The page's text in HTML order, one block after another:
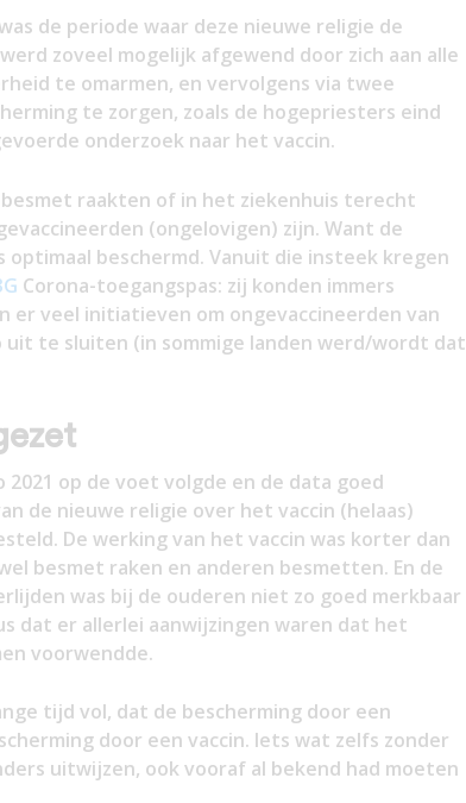
de periode waar deze nieuwe religie de
zoveel mogelijk afgewend door zich aan alle
te omarmen, en vervolgens via twee
te zorgen, zoals de hogepriesters eind
onderzoek naar het vaccin.
raakten of in het ziekenhuis terecht
(ongelovigen) zijn. Want de
beschermd. Vanuit die insteek kregen
Corona-toegangspas: zij konden immers
veel initiatieven om ongevaccineerden van
te sluiten (in sommige landen werd/wordt dat
op de voet volgde en de data goed
de nieuwe religie over het vaccin (helaas)
De werking van het vaccin was korter dan
besmet raken en anderen besmetten. En de
was bij de ouderen niet zo goed merkbaar
dat er allerlei aanwijzingen waren dat het
voorwendde.
tijd vol, dat de bescherming door een
door een vaccin. Iets wat zelfs zonder
uitwijzen, ook vooraf al bekend had moeten